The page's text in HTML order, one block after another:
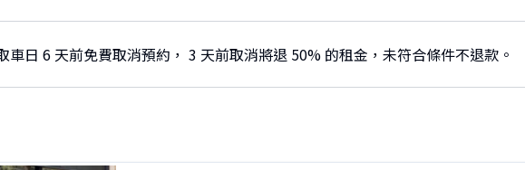
車日 6 天前免費取消預約， 3 天前取消將退 50% 的租金，未符合條件不退款。